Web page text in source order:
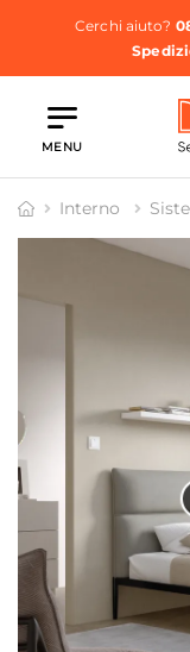
Cerchi aiuto?
MENU
Interno